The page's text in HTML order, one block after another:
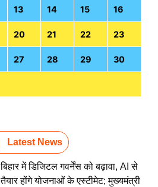
13 14 15 16
20 21 22 23
27 28 29 30
Latest News
बिहार में डिजिटल गवर्नेंस को बढ़ावा, AI से
तैयार होंगे योजनाओं के एस्टीमेट; मुख्यमंत्री